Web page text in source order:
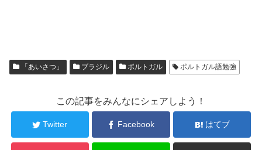
「あいさつ」 ブラジル ポルトガル ポルトガル語勉強
この記事をみんなにシェアしよう！
Twitter Facebook はてブ